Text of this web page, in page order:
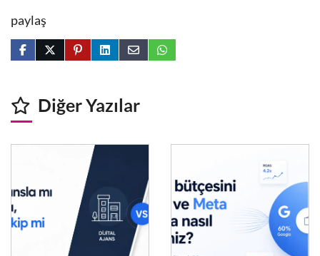
paylaş
Diğer Yazılar